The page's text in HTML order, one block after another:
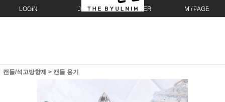
LOGIN JOIN ORDER MYPAGE
캔들/석고방향제 > 캔들 용기